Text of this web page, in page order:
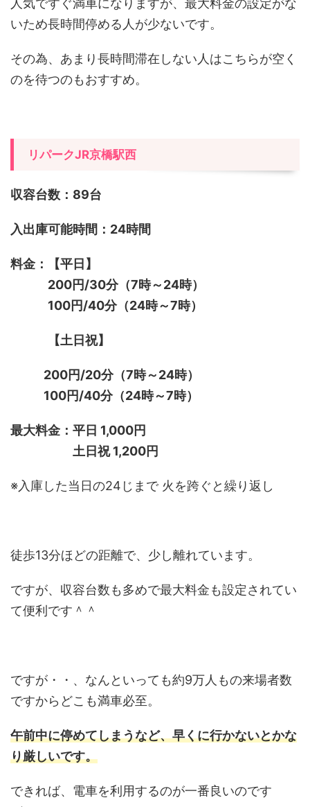
人気ですぐ満車になりますが、最大料金の設定がな
いため長時間停める人が少ないです。
その為、あまり長時間滞在しない人はこちらが空く
のを待つのもおすすめ。
リパークJR京橋駅西
収容台数：89台
入出庫可能時間：24時間
料金：【平日】
200円/30分（7時～24時）
100円/40分（24時～7時）
【土日祝】
200円/20分（7時～24時）
100円/40分（24時～7時）
最大料金：平日 1,000円
土日祝 1,200円
※入庫した当日の24じまで 火を跨ぐと繰り返し
徒歩13分ほどの距離で、少し離れています。
ですが、収容台数も多めで最大料金も設定されてい
て便利です＾＾
ですが・・、なんといっても約9万人もの来場者数
ですからどこも満車必至。
午前中に停めてしまうなど、早くに行かないとかな
り厳しいです。
できれば、電車を利用するのが一番良いのです